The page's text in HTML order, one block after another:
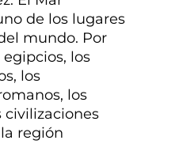
de los lugares
mundo. Por
los
los
los
civilizaciones
región